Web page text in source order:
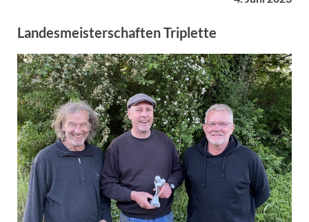
Landesmeisterschaften Triplette